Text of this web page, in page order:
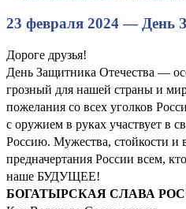
23 февраля 2024 — День
Дороге друзья!
День Защитника Отечества —
грозный для нашей страны и
пожелания со всех уголков
с оружием в руках участвует в
Россию. Мужества, стойкости и
предначертания России всем,
наше БУДУЩЕЕ!
БОГАТЫРСКАЯ СЛАВА